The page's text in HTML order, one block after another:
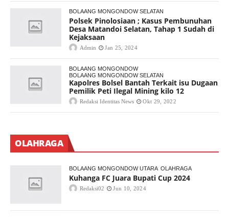
BOLAANG MONGONDOW SELATAN
Polsek Pinolosiaan ; Kasus Pembunuhan
Desa Matandoi Selatan, Tahap 1 Sudah di
Kejaksaan
Admin Jan 25, 2024
BOLAANG MONGONDOW
BOLAANG MONGONDOW SELATAN
Kapolres Bolsel Bantah Terkait isu Dugaan
Pemilik Peti Ilegal Mining kilo 12
Redaksi Identitas News Okt 29, 2022
OLAHRAGA
BOLAANG MONGONDOW UTARA OLAHRAGA
Kuhanga FC Juara Bupati Cup 2024
Redaksi02 Jun 10, 2024